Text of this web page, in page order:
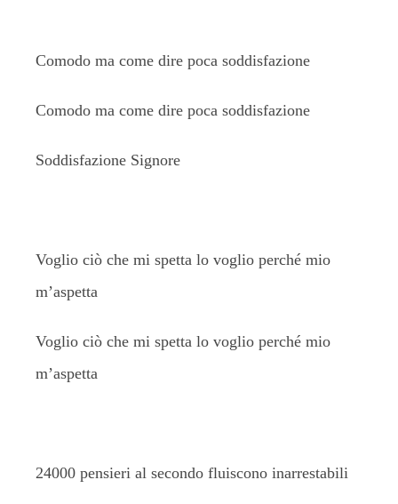
Comodo ma come dire poca soddisfazione
Comodo ma come dire poca soddisfazione
Soddisfazione Signore
Voglio ciò che mi spetta lo voglio perché mio
m’aspetta
Voglio ciò che mi spetta lo voglio perché mio
m’aspetta
24000 pensieri al secondo fluiscono inarrestabili